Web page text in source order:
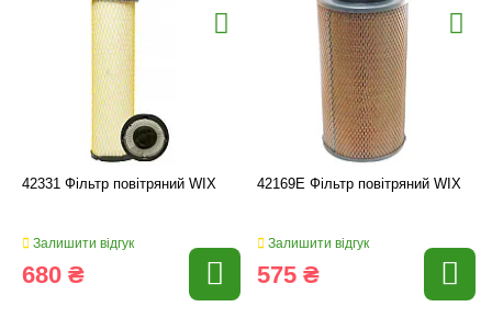
42331 Фільтр повітряний WIX
Залишити відгук
680 ₴
42169E Фільтр повітряний WIX
Залишити відгук
575 ₴